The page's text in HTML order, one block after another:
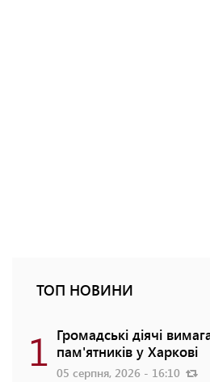
ТОП НОВИНИ
1 Громадські діячі
пам'ятників у Харкові
05 серпня, 2026 - 16:10